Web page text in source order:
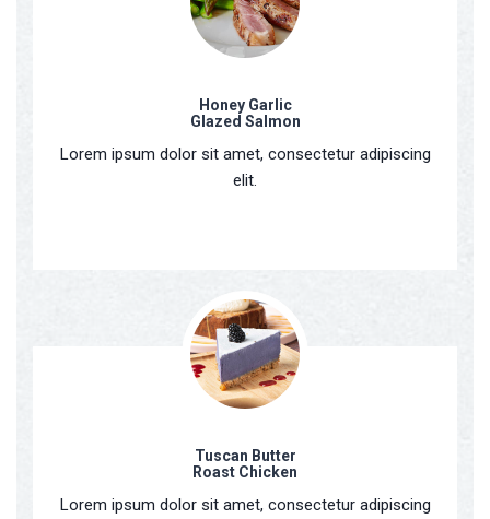
Honey Garlic
Glazed Salmon
Lorem ipsum dolor sit amet, consectetur adipiscing
elit.
Tuscan Butter
Roast Chicken
Lorem ipsum dolor sit amet, consectetur adipiscing